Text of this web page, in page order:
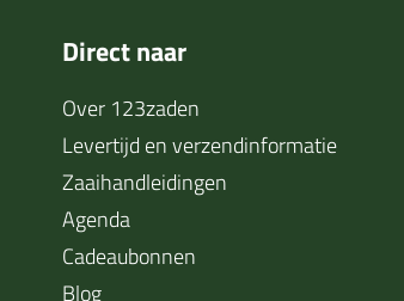
Direct naar
Over 123zaden
Levertijd en verzendinformatie
Zaaihandleidingen
Agenda
Cadeaubonnen
Blog